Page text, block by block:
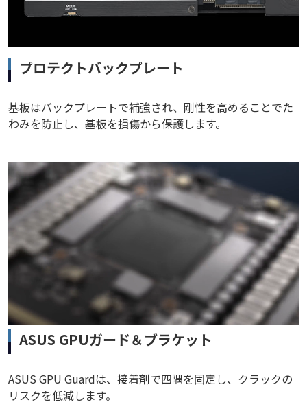
プロテクトバックプレート
基板はバックプレートで補強され、剛性を高めることでた
わみを防止し、基板を損傷から保護します。
ASUS GPUガード＆ブラケット
ASUS GPU Guardは、接着剤で四隅を固定し、クラックの
リスクを低減します。